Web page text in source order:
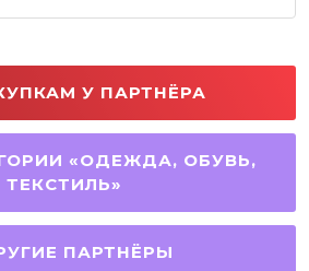
У ПАРТНЁРА
«ОДЕЖДА, ОБУВЬ,
ТЕКСТИЛЬ»
ПАРТНЁРЫ